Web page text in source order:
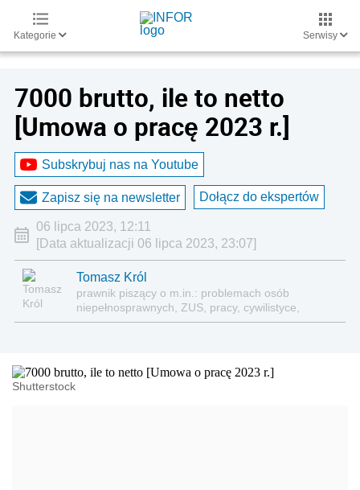
Kategorie Serwisy
7000 brutto, ile to netto
[Umowa o pracę 2023 r.]
Subskrybuj nas na Youtube
Zapisz się na newsletter Dołącz do ekspertów
06 lipca 2023, 12:11
[Data aktualizacji 06 lipca 2023, 23:07]
Tomasz Król
prawnik piszący o m.in.: problemach osób
niepełnosprawnych, ZUS, pracy, cywilistyce,
administracji, przedsiębiorcach, podatkach
Shutterstock